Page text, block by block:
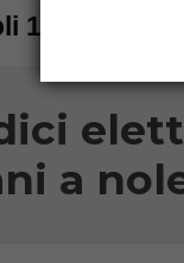
15 giorni!
a